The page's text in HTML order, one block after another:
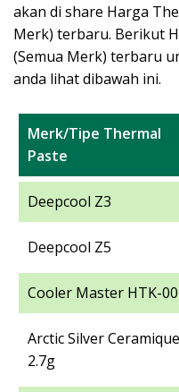
akan di share Harga
Merk) terbaru. Berikut
(Semua Merk) terbaru
anda lihat dibawah ini.
Merk/Tipe Thermal
Paste
Deepcool Z3
Deepcool Z5
Cooler Master HTK-
Arctic Silver Ceramique
2.7g